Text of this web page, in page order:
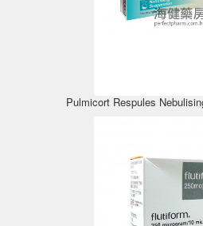
Pulmicort Respules